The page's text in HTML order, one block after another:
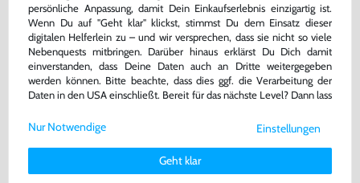
Columns
Modul, sehr guter Zustand, gebraucht
7,19 €
Sonic the Hedgehog 1
20,69 €
persönliche Anpassung, damit Dein Einkaufserlebnis einzigartig ist.
Wenn Du auf "Geht klar" klickst, stimmst Du dem Einsatz dieser
digitalen Helferlein zu – und wir versprechen, dass sie nicht so viele
Nebenquests mitbringen. Darüber hinaus erklärst Du Dich damit
einverstanden, dass Deine Daten auch an Dritte weitergegeben
werden können. Bitte beachte, dass dies ggf. die Verarbeitung der
Daten in den USA einschließt. Bereit für das nächste Level? Dann lass
Weitere Informationen zu den von uns verwendeten Cookies und
Deinen Rechten als Nutzer findest Du in unsererDaten­schutz­
Impressum.
Einstellungen
Geht klar
Nur Notwendige